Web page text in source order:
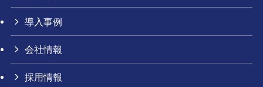
導入事例
会社情報
採用情報